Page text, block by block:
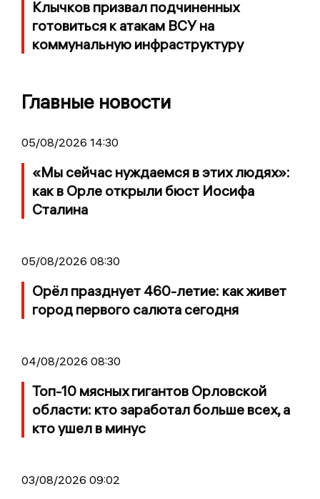
Клычков призвал подчиненных
готовиться к атакам ВСУ на
коммунальную инфраструктуру
Главные новости
05/08/2026 14:30
«Мы сейчас нуждаемся в этих людях»:
как в Орле открыли бюст Иосифа
Сталина
05/08/2026 08:30
Орёл празднует 460-летие: как живет
город первого салюта сегодня
04/08/2026 08:30
Топ-10 мясных гигантов Орловской
области: кто заработал больше всех, а
кто ушел в минус
03/08/2026 09:02